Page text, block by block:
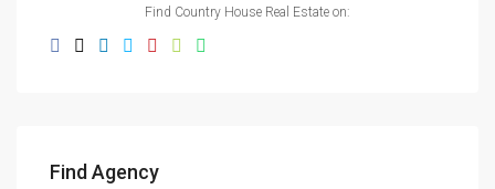
Find Country House Real Estate on:
Find Agency